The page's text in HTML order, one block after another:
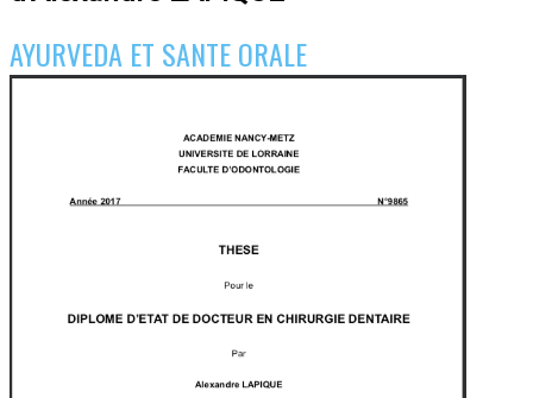
AYURVEDA ET SANTE ORALE